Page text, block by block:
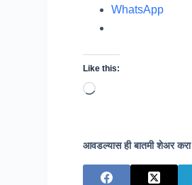
WhatsApp
Like this:
Loading…
आवडल्यास ही बातमी शेअर करा